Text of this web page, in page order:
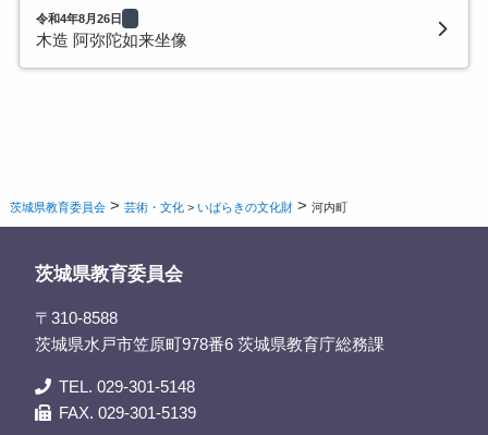
令和4年8月26日
木造 阿弥陀如来坐像
茨城県教育委員会 >芸術・文化 > いばらきの文化財 >河内町
茨城県教育委員会
〒310-8588
茨城県水戸市笠原町978番6 茨城県教育庁総務課
TEL. 029-301-5148
FAX. 029-301-5139